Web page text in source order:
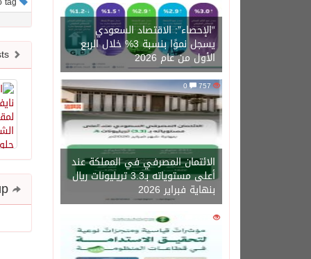
“الإحصاء”: الاقتصاد السعودي
يسجل نموًا بنسبة 3% خلال الربع
الأول من عام 2026
757
0
الائتمان المصرفي في المملكة عند
أعلى مستوياته بـ3.3 تريليونات ريال
بنهاية فبراير 2026
1471